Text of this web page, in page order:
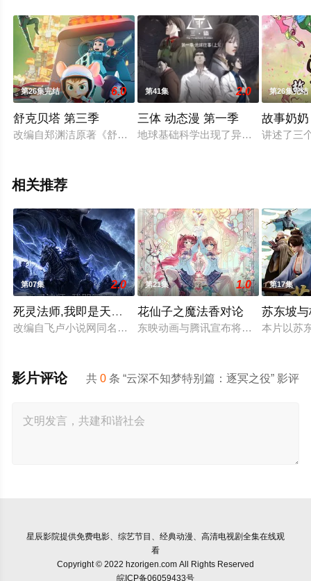
第26集完结 6.0
舒克贝塔 第三季
改编自郑渊洁原著《舒克和贝塔历险记》，本季讲述舒克贝塔
第41集 2.0
三体 动态漫 第一季
地球基础科学出现了异常的扰动，一
第26集完结
故事奶奶
讲述了三
相关推荐
第07集 2.0
死灵法师,我即是天灾(2026)
改编自飞卢小说网同名小说。 游戏降临现实，世界规则颠覆，
第21集 1.0
花仙子之魔法香对论
东映动画与腾讯宣布将联手打造『花
第17集
苏东坡
本片以苏
共0 条 “云深不知梦特别篇：逐冥之役” 影评
影片评论
星辰影院提供免费电影、综艺节目、经典动漫、高清电视剧全集在线观
看
Copyright © 2022 hzorigen.com All Rights Reserved
皖ICP备06059433号